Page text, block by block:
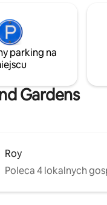
•
cicho,
20 minut
też pojechać
5 minut od
Landvetter
Serdecznie
parking na
Gardens
Roy
Poleca 4 lokalnych